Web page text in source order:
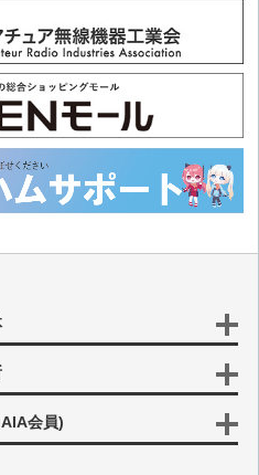
動
島町移動
)
)
)
会員)